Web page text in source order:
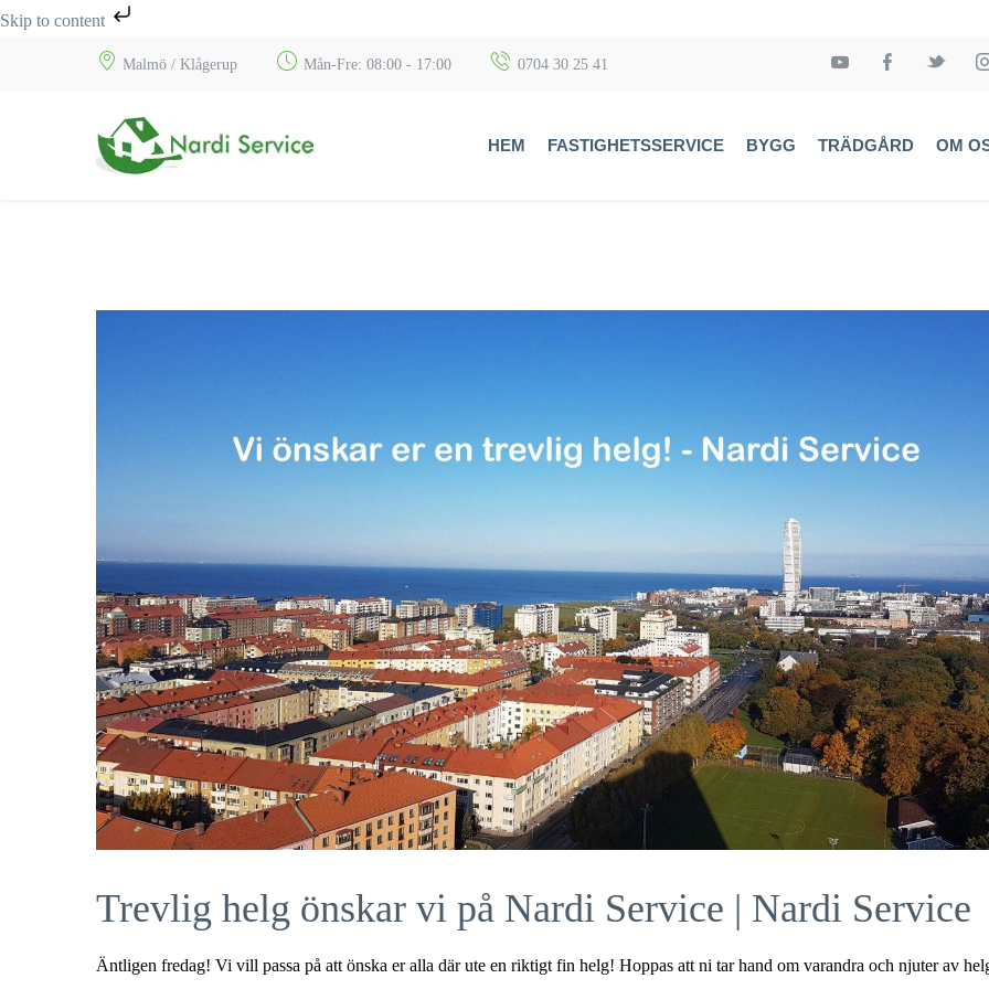
Skip to content
Malmö / Klågerup Mån-Fre: 08:00 - 17:00 0704 30 25 41
HEM FASTIGHETSSERVICE BYGG TRÄDGÅRD OM
Trevlig helg önskar vi på Nardi Service | Nardi Service
Äntligen fredag! Vi vill passa på att önska er alla där ute en riktigt fin helg! Hoppas att ni tar hand om varandra och njuter av